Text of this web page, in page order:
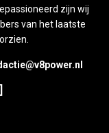
zijn wij
van het laatste